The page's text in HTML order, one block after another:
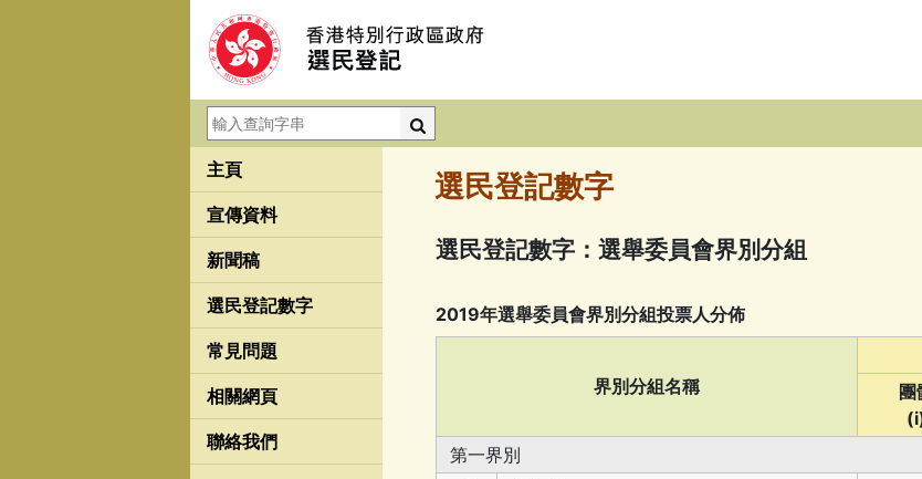
搜
尋：
主頁
宣傳資料
新聞稿
選民登記數字
常見問題
相關網頁
聯絡我們
選民登記數字
選民登記數字：選舉委員會界別分組
2019年選舉委員會界別分組投票人分佈
界別分組名稱
團
第一界別